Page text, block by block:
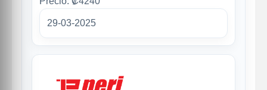
29-03-2025